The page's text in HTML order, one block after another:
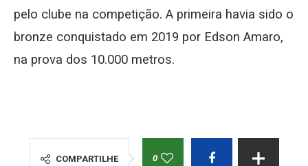
pelo clube na competição. A primeira havia sido o
bronze conquistado em 2019 por Edson Amaro,
na prova dos 10.000 metros.
COMPARTILHE 0